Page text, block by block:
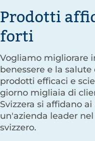
Prodotti
forti
Vogliamo migliorare
benessere e la
prodotti efficaci e
giorno migliaia di
Svizzera si affidano
un'azienda leader
svizzero.